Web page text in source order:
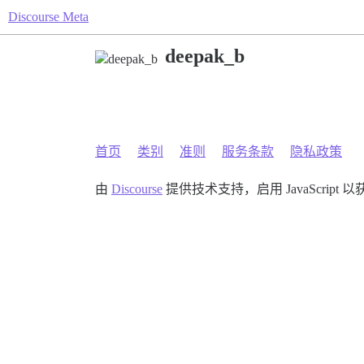
Discourse Meta
deepak_b
首页 类别 准则 服务条款 隐私政策
由 Discourse 提供技术支持，启用 JavaScript 以